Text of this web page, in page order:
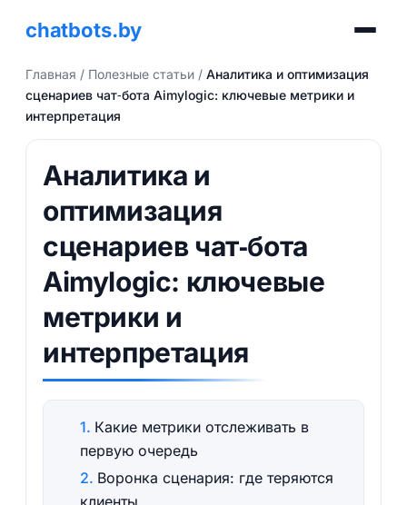
chatbots.by
Главная / Полезные статьи/ Аналитика и оптимизация
сценариев чат‑бота Aimylogic: ключевые метрики и
интерпретация
Аналитика и
оптимизация
сценариев чат‑бота
Aimylogic: ключевые
метрики и
интерпретация
Какие метрики отслеживать в
первую очередь
Воронка сценария: где теряются
клиенты